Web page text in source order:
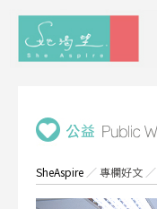
SheAspire ／專欄好文 ／